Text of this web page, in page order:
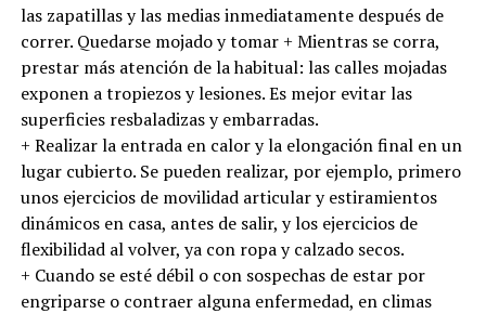
las zapatillas y las medias inmediatamente después de
correr. Quedarse mojado y tomar + Mientras se corra,
prestar más atención de la habitual: las calles mojadas
exponen a tropiezos y lesiones. Es mejor evitar las
superficies resbaladizas y embarradas.
+ Realizar la entrada en calor y la elongación final en un
lugar cubierto. Se pueden realizar, por ejemplo, primero
unos ejercicios de movilidad articular y estiramientos
dinámicos en casa, antes de salir, y los ejercicios de
flexibilidad al volver, ya con ropa y calzado secos.
+ Cuando se esté débil o con sospechas de estar por
engriparse o contraer alguna enfermedad, en climas